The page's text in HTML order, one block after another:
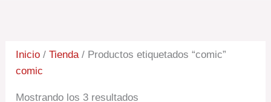
Inicio /Tienda / Productos etiquetados “comic”
comic
Mostrando los 3 resultados